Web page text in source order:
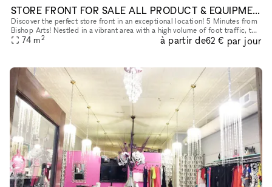
STORE FRONT FOR SALE ALL PRODUCT & EQUIPMENT WILL STAY!
Discover the perfect store front in an exceptional location! 5 Minutes from
Bishop Arts! Nestled in a vibrant area with a high volume of foot traffic, this
prime spot is surrounded by thriving neighb
74 m2 à partir de62 € par jour